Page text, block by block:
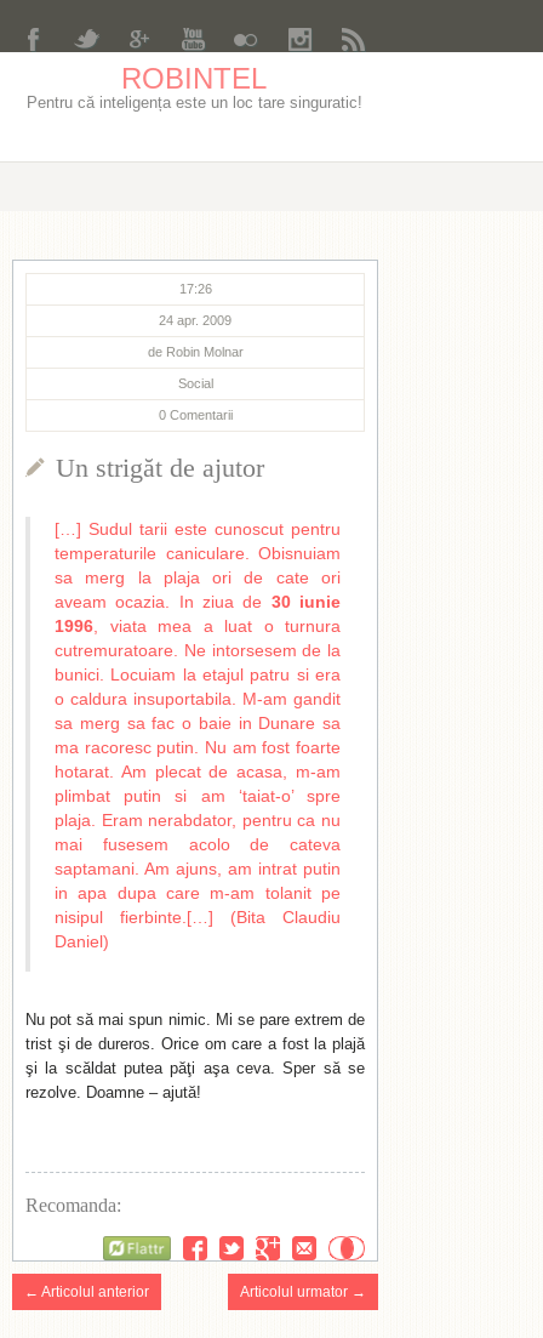
ROBINTEL
Pentru că inteligența este un loc tare singuratic!
17:26
24 apr. 2009
de Robin Molnar
Social
0 Comentarii
Un strigăt de ajutor
[…] Sudul tarii este cunoscut pentru
temperaturile caniculare. Obisnuiam
sa merg la plaja ori de cate ori
aveam ocazia. In ziua de 30 iunie
1996 , viata mea a luat o turnura
cutremuratoare. Ne intorsesem de la
bunici. Locuiam la etajul patru si era
o caldura insuportabila. M-am gandit
sa merg sa fac o baie in Dunare sa
ma racoresc putin. Nu am fost foarte
hotarat. Am plecat de acasa, m-am
plimbat putin si am ‘taiat-o’ spre
plaja. Eram nerabdator, pentru ca nu
mai fusesem acolo de cateva
saptamani. Am ajuns, am intrat putin
in apa dupa care m-am tolanit pe
nisipul fierbinte.[…] (Bita Claudiu
Daniel)
Nu pot să mai spun nimic. Mi se pare extrem de
trist şi de dureros. Orice om care a fost la plajă
şi la scăldat putea păţi aşa ceva. Sper să se
rezolve. Doamne – ajută!
Recomanda:
← Articolul anterior Articolul urmator →